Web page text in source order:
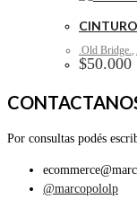
.Old Bridge.,
$50.000
Por consultas podés
@marcopololp